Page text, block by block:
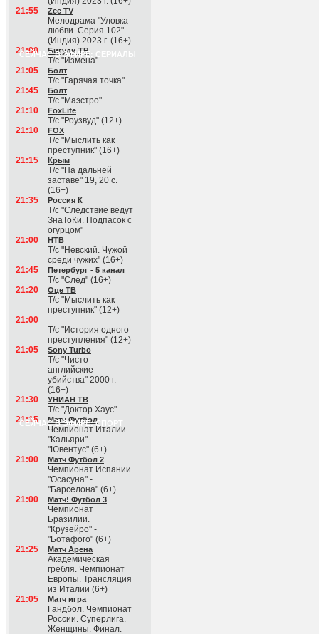
21:55
Zee TV
Мелодрама "Уловка
любви. Серия 102"
(Индия) 2023 г. (16+)
СЕЙЧАС В ЭФИРЕ: СЕРИАЛЫ
21:00 Бигуди ТВ
Т/с "Измена"
21:05
Болт
Т/с "Гарячая точка"
21:45
Болт
Т/с "Маэстро"
21:10
FoxLife
Т/с "Роузвуд" (12+)
21:10
FOX
Т/с "Мыслить как
преступник" (16+)
21:15
Крым
Т/с "На дальней
заставе" 19, 20 с.
(16+)
21:35
Россия К
Т/с "Следствие ведут
ЗнаТоКи. Подпасок с
огурцом"
21:00
НТВ
Т/с "Невский. Чужой
среди чужих" (16+)
21:45
Петербург - 5 канал
Т/с "След" (16+)
21:20
Оце ТВ
Т/с "Мыслить как
преступник" (12+)
21:00
Т/с "История одного
преступления" (12+)
21:05
Sony Turbo
Т/с "Чисто
английские
убийства" 2000 г.
(16+)
21:30
УНИАН ТВ
Т/с "Доктор Хаус"
СЕЙЧАС В ЭФИРЕ: СПОРТ
21:15 Матч Футбол
Чемпионат Италии.
"Кальяри" -
"Ювентус" (6+)
21:00
Матч Футбол 2
Чемпионат Испании.
"Осасуна" -
"Барселона" (6+)
21:00
Матч! Футбол 3
Чемпионат
Бразилии.
"Крузейро" -
"Ботафого" (6+)
21:25
Матч Арена
Академическая
гребля. Чемпионат
Европы. Трансляция
из Италии (6+)
21:05
Матч игра
Гандбол. Чемпионат
России. Суперлига.
Женщины. Финал.